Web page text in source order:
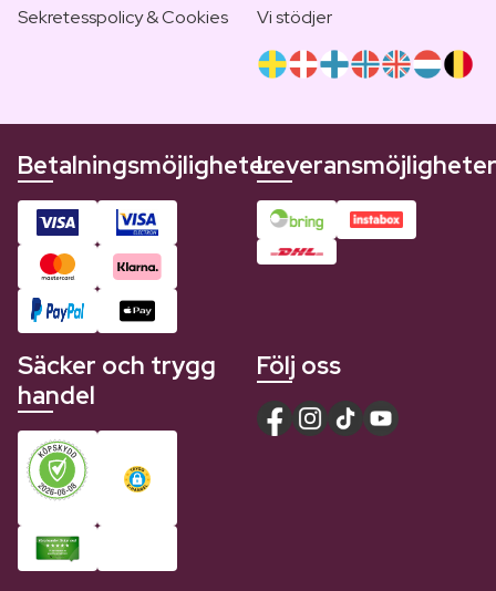
Sekretesspolicy & Cookies
Vi stödjer
BetalningsmöjligheterLeveransmöjligheter
Säcker och trygg
handel
Följ oss